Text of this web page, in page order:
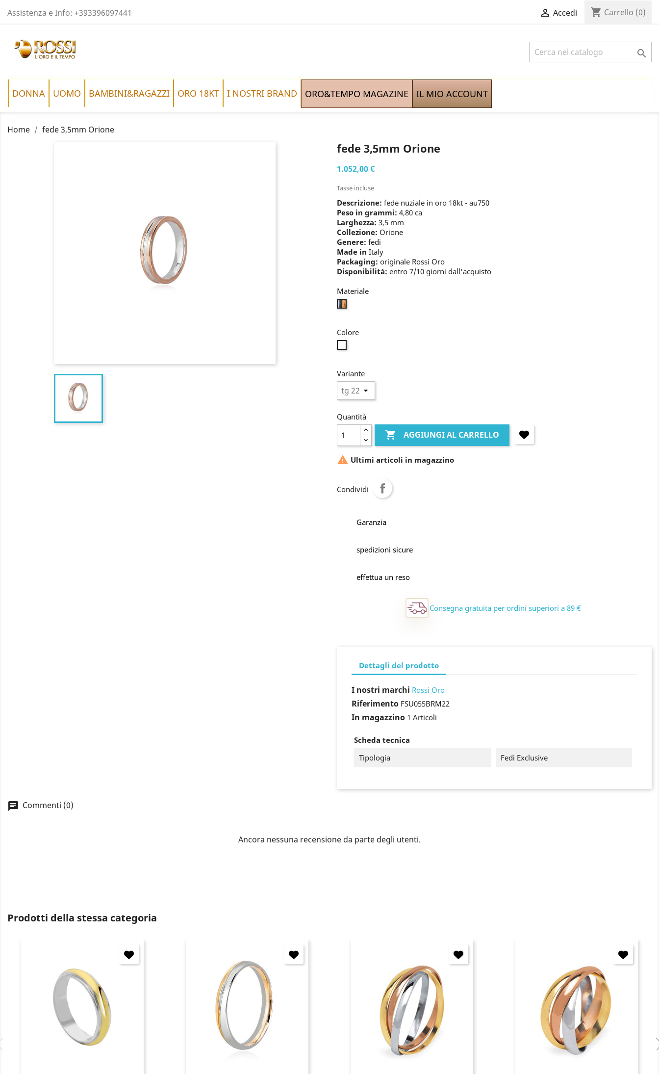
Assistenza e Info: +393396097441  Accedi shopping_cart Carrello (0)

DONNA UOMO BAMBINI&RAGAZZI ORO 18KT I NOSTRI BRAND ORO&TEMPO MAGAZINE IL MIO ACCOUNT
Home fede 3,5mm Orione
fede 3,5mm Orione
1.052,00 €
Tasse incluse
Descrizione: fede nuziale in oro 18kt - au750
Peso in grammi: 4,80 ca
Larghezza: 3,5 mm
Collezione: Orione
Genere: fedi
Made in Italy
Packaging: originale Rossi Oro
Disponibilità: entro 7/10 giorni dall'acquisto
Materiale
mix
Colore
Variante
Quantità
 AGGIUNGI AL CARRELLO
 Ultimi articoli in magazzino
Condividi
Garanzia
spedizioni sicure
effettua un reso
Consegna gratuita per ordini superiori a 89 €
Dettagli del prodotto
I nostri marchi Rossi Oro
Riferimento FSU055BRM22
In magazzino 1 Articoli
Scheda tecnica
Tipologia
Fedi Exclusive
Commenti (0)
Ancora nessuna recensione da parte degli utenti.
Prodotti della stessa categoria